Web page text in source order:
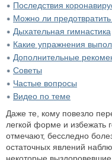
Последствия
Можно ли
Дыхательная гимнастика
Какие упражнения
Дополнительные
Советы
Частые вопросы
Видео по теме
Даже те, кому повезло
легкой форме и избежать
отмечают, бесследно
остаточных явлений